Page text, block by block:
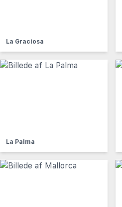
La Graciosa
La Palma